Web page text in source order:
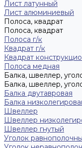
Лист латунный
Лист алюминиевый
Полоса, квадрат
Полоса, квадрат
Полоса г/к
Квадрат г/к
Квадрат
Полоса медная
Балка, швеллер,
Балка, швеллер,
Балка двутавровая
Балка
Швеллер
Швеллер
Швеллер гнутый
Уголок